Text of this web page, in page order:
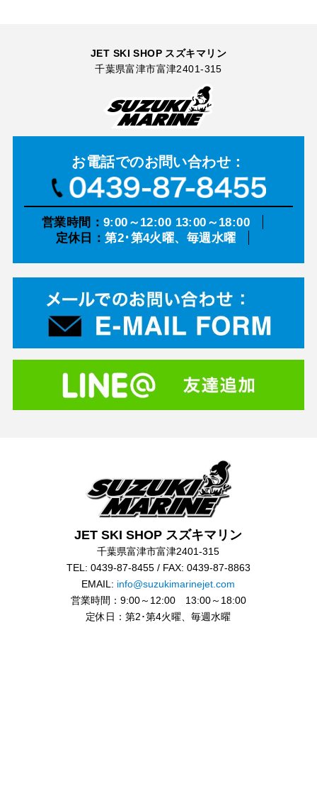
JET SKI SHOP スズキマリン
千葉県富津市富津2401-315
お電話でのお問い合わせ：
営業時間： 9:00～12:00 13:00～18:00
定休日：第2･第4火曜、毎週水曜
JET SKI SHOP スズキマリン
千葉県富津市富津2401-315
TEL: 0439-87-8455 / FAX: 0439-87-8863
EMAIL: info@suzukimarinejet.com
営業時間：9:00～12:00 13:00～18:00
定休日：第2･第4火曜、毎週水曜